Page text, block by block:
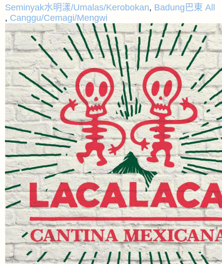
Seminyak水明漾/Umalas/Kerobokan, Badung巴東 All
, Canggu/Cemagi/Mengwi